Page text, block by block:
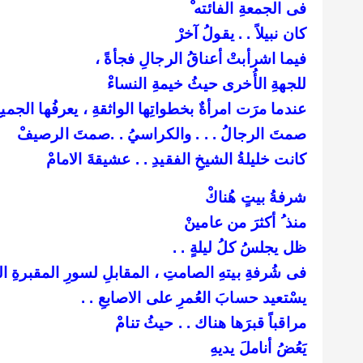
فى الجمعةِ الفائته ْ
كان نبيلاً . . يقولُ آخرْ
فيما اشرأبتْ أعناقُ الرجالِ فجأةً ،
للجهةِ الأُخرى حيثُ خيمةِ النساءْ
عندما مرَت امرأةٌ بخطواتِها الواثقةِ ، يعرفُها
صمتَ الرجالُ . . . والكراسيُ . .صمتَ الرصيفْ
كانت خليلةُ الشيخِ الفقيدِ . . عشيقةَ الامامْ
شرفةُ بيتٍ هُناكْ
منذ ُ أكثرَ من عامينْ
ظل يجلسُ كلُ ليلةٍ . .
فى شُرفةِ بيتهِ الصامتِ ، المقابلِ لسورِ المقبرةِ
يسْتعيد حسابَ العُمرِ على الاصابعِ . .
مراقباً قبرَها هناك . . حيثُ تنامْ
يَعُضُ أناملَ يديهِ